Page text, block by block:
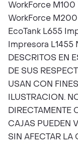
WorkForce
WorkForce
EcoTank L655
Impresora L1455
DESCRITOS EN
DE SUS
USAN CON
ILUSTRACION.
DIRECTAMENTE
CAJAS PUEDEN
SIN AFECTAR LA